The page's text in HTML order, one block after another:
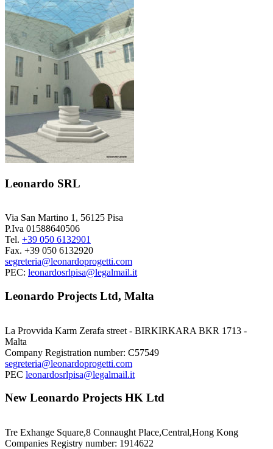
Leonardo SRL
Via San Martino 1, 56125 Pisa
P.Iva 01588640506
Tel. +39 050 6132901
Fax. +39 050 6132920
segreteria@leonardoprogetti.com
PEC: leonardosrlpisa@legalmail.it
Leonardo Projects Ltd, Malta
La Provvida Karm Zerafa street - BIRKIRKARA BKR 1713 -
Malta
Company Registration number: C57549
segreteria@leonardoprogetti.com
PEC leonardosrlpisa@legalmail.it
New Leonardo Projects HK Ltd
Tre Exhange Square,8 Connaught Place,Central,Hong Kong
Companies Registry number: 1914622